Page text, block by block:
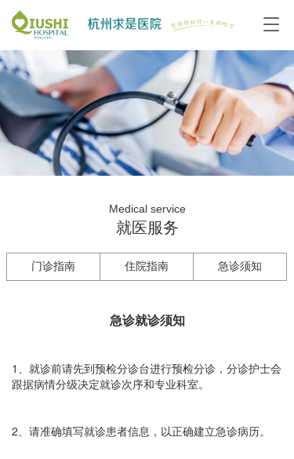
T
g
l
e
a
v
Medical service
就医服务
门诊指南 住院指南 急诊须知
急诊就诊须知
1、就诊前请先到预检分诊台进行预检分诊，分诊护士会
跟据病情分级决定就诊次序和专业科室。
2、请准确填写就诊患者信息，以正确建立急诊病历。